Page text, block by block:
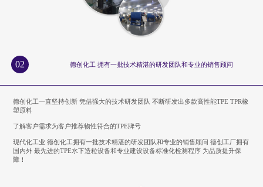
02 德创化工 拥有一批技术精湛的研发团队和专业的销售顾问
德创化工一直坚持创新 凭借强大的技术研发团队 不断研发出多款高性能TPE TPR橡
塑原料
了解客户需求为客户推荐物性符合的TPE牌号
现代化工业 德创化工拥有一批技术精湛的研发团队和专业的销售顾问 德创工厂拥有
国内外 最先进的TPE水下造粒设备和专业建设设备标准化检测程序 为品质提升保
障！